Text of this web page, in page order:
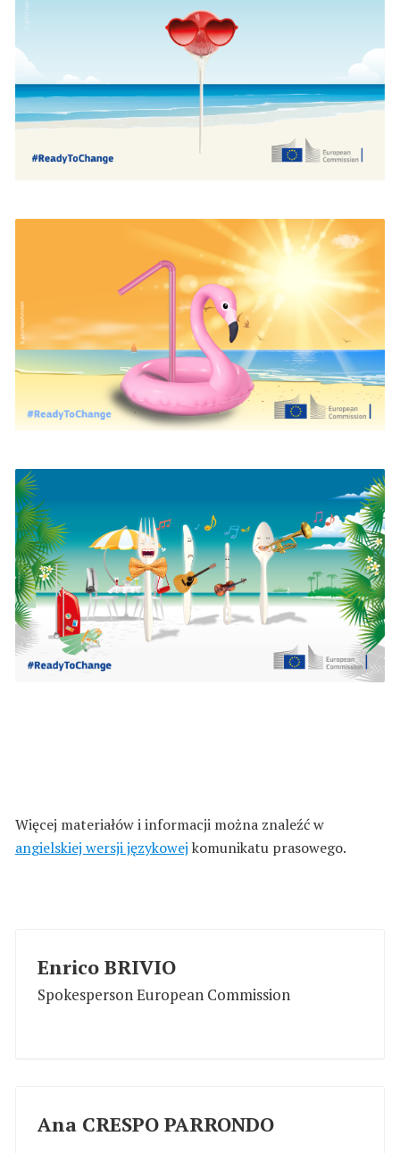
Więcej materiałów i informacji można znaleźć w
angielskiej wersji językowej komunikatu prasowego.
Enrico BRIVIO
Spokesperson European Commission
Ana CRESPO PARRONDO